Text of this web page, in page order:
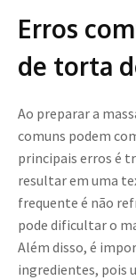
Erros
de torta
Ao preparar a
comuns podem
principais erros é
resultar em uma
frequente é não
pode dificultar o
Além disso, é
ingredientes, pois